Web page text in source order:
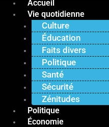
Accueil
Vie quotidienne
Culture
Éducation
Faits divers
Politique
Santé
Sécurité
Zénitudes
Politique
Économie